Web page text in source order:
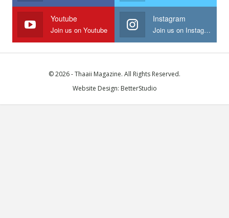
Youtube
Join us on Youtube
Instagram
Join us on Instagram
© 2026 - Thaaii Magazine. All Rights Reserved.
Website Design: BetterStudio